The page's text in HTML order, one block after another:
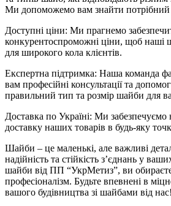
Ми допоможемо вам знайти потрібний
Доступні ціни: Ми прагнемо
конкурентоспроможні ціни, щоб наші
для широкого кола клієнтів.
Експертна підтримка: Наша команда
вам професійні консультації та
правильний тип та розмір шайби для
Доставка по Україні: Ми забезпечуємо
доставку наших товарів в будь-яку
Шайби – це маленькі, але важливі
надійність та стійкість з’єднань у
шайби від ПП “УкрМетиз”, ви обираєте
професіоналізм. Будьте впевнені в
вашого будівництва зі шайбами від нас!